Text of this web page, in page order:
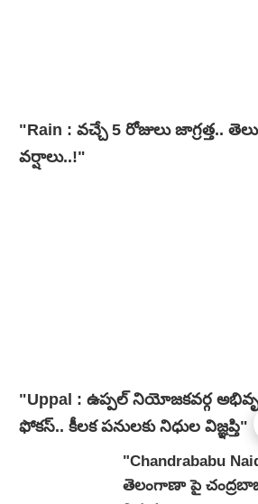
"Rain : వచ్చే 5 రోజులు జాగ్రత్త..
వ‌ర్షాలు..!"
"Uppal : ఉప్పల్ నియోజకవర్గ
ఫోకస్.. కీలక పనులకు నిధుల విజ్ఞప్తి"
"Chandrababu
తెలంగాణా పై